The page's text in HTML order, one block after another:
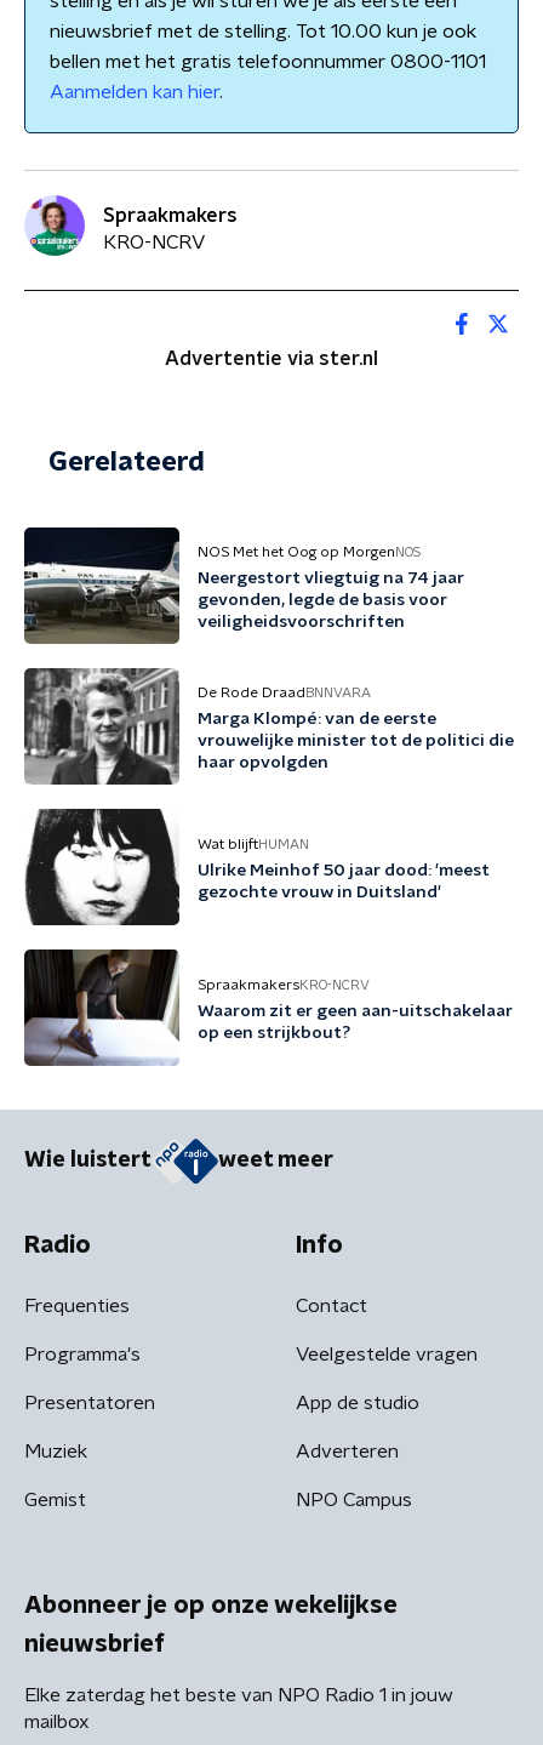
nieuwsbrief met de stelling. Tot 10.00 kun je ook
bellen met het gratis telefoonnummer 0800-1101
Aanmelden kan hier.
Spraakmakers
KRO-NCRV
Advertentie via ster.nl
Gerelateerd
NOS Met het Oog op Morgen NOS
Neergestort vliegtuig na 74 jaar
gevonden, legde de basis voor
veiligheidsvoorschriften
De Rode Draad BNNVARA
Marga Klompé: van de eerste
vrouwelijke minister tot de politici die
haar opvolgden
Wat blijftHUMAN
Ulrike Meinhof 50 jaar dood: 'meest
gezochte vrouw in Duitsland'
SpraakmakersKRO-NCRV
Waarom zit er geen aan-uitschakelaar
op een strijkbout?
Wie luistert weet meer
Radio
Frequenties
Programma's
Presentatoren
Muziek
Gemist
Info
Contact
Veelgestelde vragen
App de studio
Adverteren
NPO Campus
Abonneer je op onze wekelijkse
nieuwsbrief
Elke zaterdag het beste van NPO Radio 1 in jouw
mailbox